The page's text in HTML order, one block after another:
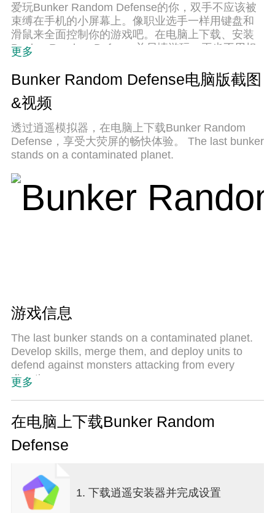
爱玩Bunker Random Defense的你，双手不应该被
束缚在手机的小屏幕上。像职业选手一样用键盘和
滑鼠来全面控制你的游戏吧。在电脑上下载、安装
Bunker Random Defense并尽情游玩。再也不用担
心剩余电量、流量消耗和烦人的来电。全新的逍遥
模拟器8是你在电脑上游玩Bunker Random Defense
的好选择！我们用心准备，完美的按键映射系统让
Bunker Random Defense宛如电脑游戏；
更多
Bunker Random Defense电脑版截图
&视频
透过逍遥模拟器，在电脑上下载Bunker Random
Defense，享受大荧屏的畅快体验。 The last bunker
stands on a contaminated planet.
游戏信息
The last bunker stands on a contaminated planet.
Develop skills, merge them, and deploy units to
defend against monsters attacking from every
direction.
Skills are generated randomly during battle.
Use Pyro, Frost, and Electro skills to fend off the
incoming monsters.
■ Merge to Grow Stronger
Merge skills of the same tier to obtain higher-tier
skills.
更多
在电脑上下载Bunker Random
Defense
1. 下载逍遥安装器并完成设置